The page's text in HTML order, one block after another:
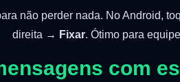
não perder nada. No Android,
direita → Fixar. Ótimo para
com